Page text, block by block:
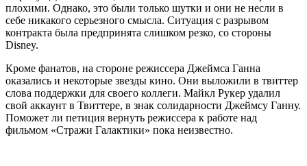
плохими. Однако, это были только шутки и они не несли в
себе никакого серьезного смысла. Ситуация с разрывом
контракта была предпринята слишком резко, со стороны
Disney.
Кроме фанатов, на стороне режиссера Джеймса Ганна
оказались и некоторые звезды кино. Они выложили в твиттер
слова поддержки для своего коллеги. Майкл Рукер удалил
свой аккаунт в Твиттере, в знак солидарности Джеймсу Ганну.
Поможет ли петиция вернуть режиссера к работе над
фильмом «Стражи Галактики» пока неизвестно.